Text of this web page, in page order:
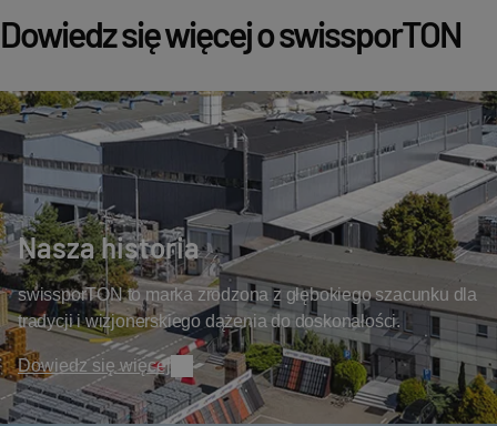
Dowiedz się więcej o swissporTON
Nasza historia
swissporTON to marka zrodzona z głębokiego szacunku dla
tradycji i wizjonerskiego dążenia do doskonałości.
Dowiedz się więcej